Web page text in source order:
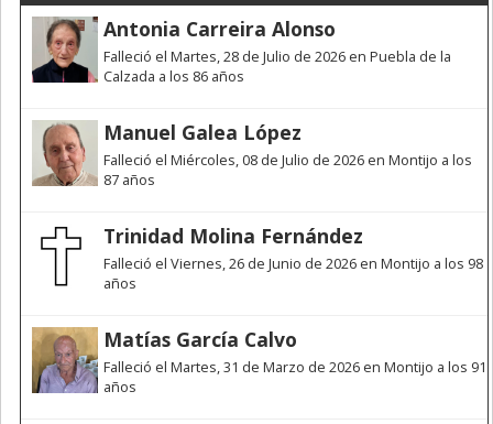
Antonia Carreira Alonso
Falleció el Martes, 28 de Julio de 2026 en Puebla de la
Calzada a los 86 años
Manuel Galea López
Falleció el Miércoles, 08 de Julio de 2026 en Montijo a los
87 años
Trinidad Molina Fernández
Falleció el Viernes, 26 de Junio de 2026 en Montijo a los 98
años
Matías García Calvo
Falleció el Martes, 31 de Marzo de 2026 en Montijo a los 91
años